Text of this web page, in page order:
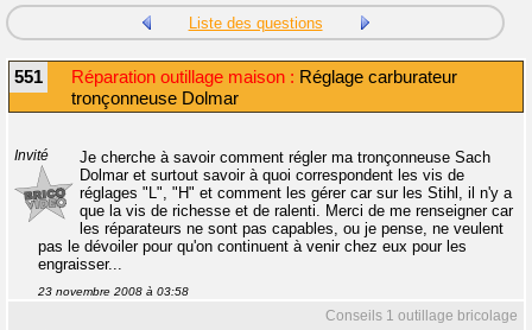
Liste des questions
551 Réparation outillage maison : Réglage carburateur
tronçonneuse Dolmar
Invité
Je cherche à savoir comment régler ma tronçonneuse Sach
Dolmar et surtout savoir à quoi correspondent les vis de
réglages "L", "H" et comment les gérer car sur les Stihl, il n'y a
que la vis de richesse et de ralenti. Merci de me renseigner car
les réparateurs ne sont pas capables, ou je pense, ne veulent
pas le dévoiler pour qu'on continuent à venir chez eux pour les
engraisser...
23 novembre 2008 à 03:58
Conseils 1 outillage bricolage